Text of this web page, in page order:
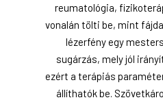
reumatológia,
vonalán tölti be, mint
lézerfény egy
sugárzás, mely jól
ezért a terápiás
állíthatók be.